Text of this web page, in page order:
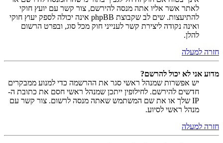
לאתר אשר אליו אתה מנסה להירשם, צור קשר עם יועץ חוקי
להתיעצות. שים לב שקבוצת phpBB אינה יכולה לספק יעוץ חוקי
ואינה נקודה ליצירת קשר לענייני חוק מכל סוג, ובפרט הרשום
להלן.
חזרה למעלה
מדוע אני לא יכול להרשם?
יש אפשרות שמנהל ראשי סגר את ההרשמה כדי למנוע ממבקרים
חדשים להירשם. לחילופין ייתכן שמנהל ראשי חסם את כתובת ה-
IP שלך או את שם המשתמש שאתה מנסה לרשום. צור קשר עם
מנהל ראשי לסיוע.
חזרה למעלה